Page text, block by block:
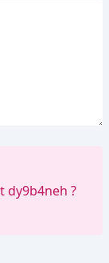
dy9b4neh ?